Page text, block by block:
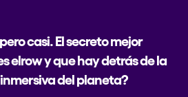
casi. El secreto mejor
elrow y que hay detrás de la
del planeta?